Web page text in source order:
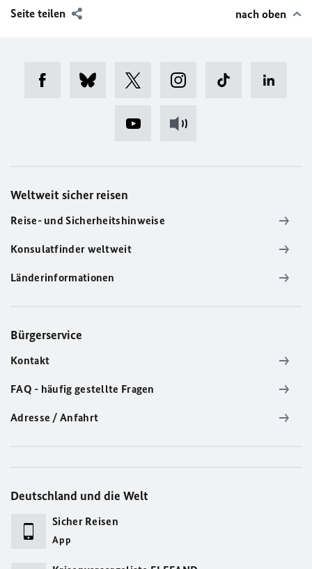
Seite teilen nach oben
Weltweit sicher reisen
Reise- und Sicherheitshinweise
Konsulatfinder weltweit
Länderinformationen
Bürgerservice
Kontakt
FAQ - häufig gestellte Fragen
Adresse / Anfahrt
Deutschland und die Welt
Sicher Reisen
App